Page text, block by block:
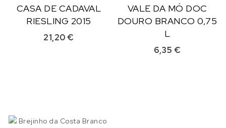
CASA DE CADAVAL
RIESLING 2015
21,20€
VALE DA MÓ DOC
DOURO BRANCO 0,75
L
6,35 €